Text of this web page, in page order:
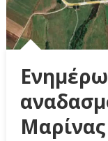
Μαρίνας